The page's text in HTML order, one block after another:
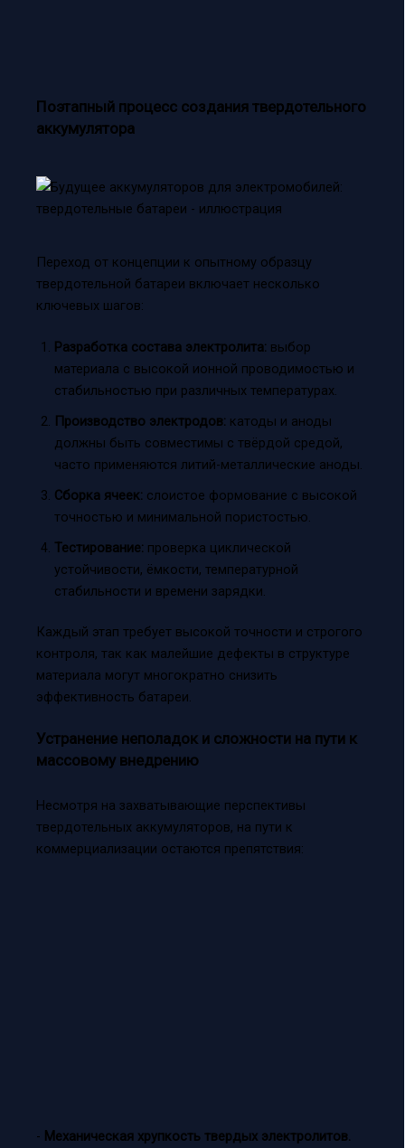
Поэтапный процесс создания твердотельного
аккумулятора
Переход от концепции к опытному образцу
твердотельной батареи включает несколько
ключевых шагов:
Разработка состава электролита: выбор
материала с высокой ионной проводимостью и
стабильностью при различных температурах.
Производство электродов: катоды и аноды
должны быть совместимы с твёрдой средой,
часто применяются литий-металлические аноды.
Сборка ячеек: слоистое формование с высокой
точностью и минимальной пористостью.
Тестирование: проверка циклической
устойчивости, ёмкости, температурной
стабильности и времени зарядки.
Каждый этап требует высокой точности и строгого
контроля, так как малейшие дефекты в структуре
материала могут многократно снизить
эффективность батареи.
Устранение неполадок и сложности на пути к
массовому внедрению
Несмотря на захватывающие перспективы
твердотельных аккумуляторов, на пути к
коммерциализации остаются препятствия:
- Механическая хрупкость твердых электролитов.